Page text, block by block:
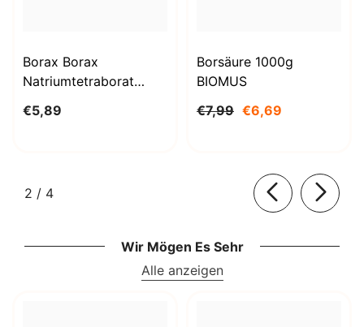
Borax Borax
Natriumtetraborat
STANLAB
€5,89
Borsäure 1000g
BIOMUS
€7,99 €6,69
2 / von
4
Wir Mögen Es Sehr
Alle anzeigen